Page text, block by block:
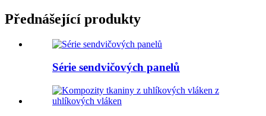
Přednášející produkty
Série sendvičových panelů